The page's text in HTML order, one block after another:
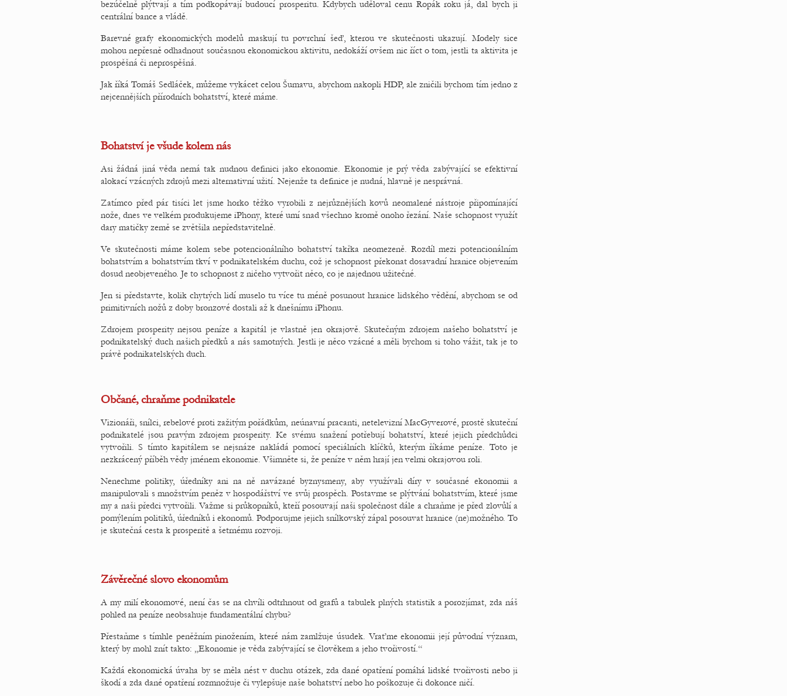
bezúčelně plýtvají a tím podkopávají budoucí prosperitu. Kdybych uděloval cenu Ropák roku já, dal bych ji
centrální bance a vládě.
Barevné grafy ekonomických modelů maskují tu povrchní šeď, kterou ve skutečnosti ukazují. Modely sice
mohou nepřesně odhadnout současnou ekonomickou aktivitu, nedokáží ovšem nic říct o tom, jestli ta aktivita je
prospěšná či neprospěšná.
Jak říká Tomáš Sedláček, můžeme vykácet celou Šumavu, abychom nakopli HDP, ale zničili bychom tím jedno z
nejcennějších přírodních bohatství, které máme.
Bohatství je všude kolem nás
Asi žádná jiná věda nemá tak nudnou definici jako ekonomie. Ekonomie je prý věda zabývající se efektivní
alokací vzácných zdrojů mezi alternativní užití. Nejenže ta definice je nudná, hlavně je nesprávná.
Zatímco před pár tisíci let jsme horko těžko vyrobili z nejrůznějších kovů neomalené nástroje připomínající
nože, dnes ve velkém produkujeme iPhony, které umí snad všechno kromě onoho řezání. Naše schopnost využít
dary matičky země se zvětšila nepředstavitelně.
Ve skutečnosti máme kolem sebe potencionálního bohatství takřka neomezeně. Rozdíl mezi potencionálním
bohatstvím a bohatstvím tkví v podnikatelském duchu, což je schopnost překonat dosavadní hranice objevením
dosud neobjeveného. Je to schopnost z ničeho vytvořit něco, co je najednou užitečné.
Jen si představte, kolik chytrých lidí muselo tu více tu méně posunout hranice lidského vědění, abychom se od
primitivních nožů z doby bronzové dostali až k dnešnímu iPhonu.
Zdrojem prosperity nejsou peníze a kapitál je vlastně jen okrajově. Skutečným zdrojem našeho bohatství je
podnikatelský duch našich předků a nás samotných. Jestli je něco vzácné a měli bychom si toho vážit, tak je to
právě podnikatelských duch.
Občané, chraňme podnikatele
Vizionáři, snílci, rebelové proti zažitým pořádkům, neúnavní pracanti, netelevizní MacGyverové, prostě skuteční
podnikatelé jsou pravým zdrojem prosperity. Ke svému snažení potřebují bohatství, které jejich předchůdci
vytvořili. S tímto kapitálem se nejsnáze nakládá pomocí speciálních klíčků, kterým říkáme peníze. Toto je
nezkrácený příběh vědy jménem ekonomie. Všimněte si, že peníze v něm hrají jen velmi okrajovou roli.
Nenechme politiky, úředníky ani na ně navázané byznysmeny, aby využívali díry v současné ekonomii a
manipulovali s množstvím peněz v hospodářství ve svůj prospěch. Postavme se plýtvání bohatstvím, které jsme
my a naši předci vytvořili. Važme si průkopníků, kteří posouvají naši společnost dále a chraňme je před zlovůlí a
pomýlením politiků, úředníků i ekonomů. Podporujme jejich snílkovský zápal posouvat hranice (ne)možného. To
je skutečná cesta k prosperitě a šetrnému rozvoji.
Závěrečné slovo ekonomům
A my milí ekonomové, není čas se na chvíli odtrhnout od grafů a tabulek plných statistik a porozjímat, zda náš
pohled na peníze neobsahuje fundamentální chybu?
Přestaňme s tímhle peněžním pinožením, které nám zamlžuje úsudek. Vraťme ekonomii její původní význam,
který by mohl znít takto: „Ekonomie je věda zabývající se člověkem a jeho tvořivostí.“
Každá ekonomická úvaha by se měla nést v duchu otázek, zda dané opatření pomáhá lidské tvořivosti nebo ji
škodí a zda dané opatření rozmnožuje či vylepšuje naše bohatství nebo ho poškozuje či dokonce ničí.